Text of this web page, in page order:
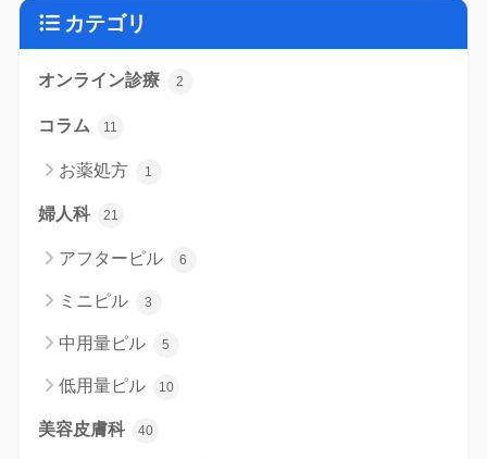
カテゴリ
オンライン診療 2
コラム 11
お薬処方 1
婦人科 21
アフターピル 6
ミニピル 3
中用量ピル 5
低用量ピル 10
美容皮膚科 40